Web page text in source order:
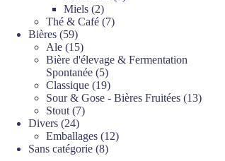
Miels 22
produits
Thé & Café 77
Bières 5959
produits
Ale 1515
produits
Bière d'élevage & Fermentation
Spontanée 55
produits
Classique 1919
produits
Sour & Gose - Bières Fruitées 1313
Stout 77
Divers 2424
produits
Emballages 1212
Sans catégorie 88